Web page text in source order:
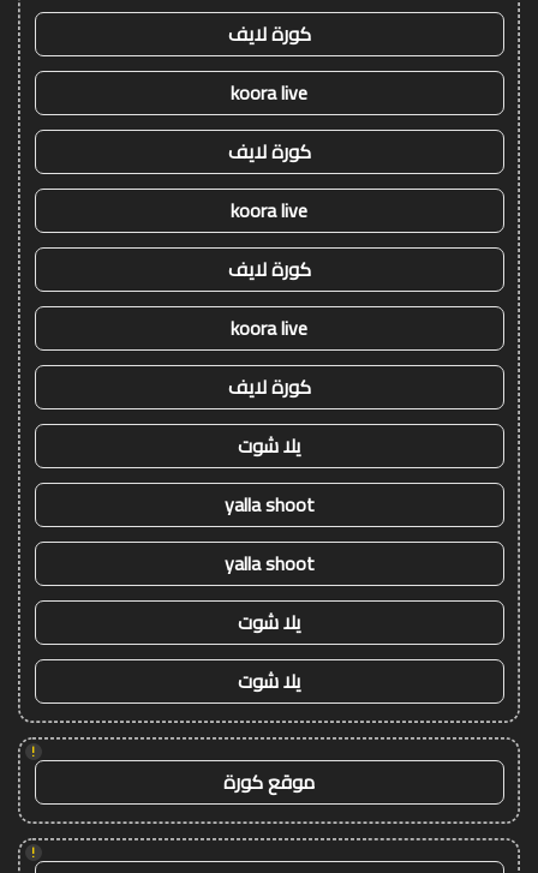
كورة لايف
koora live
كورة لايف
koora live
كورة لايف
koora live
كورة لايف
يلا شوت
yalla shoot
yalla shoot
يلا شوت
يلا شوت
!
موقع كورة
!